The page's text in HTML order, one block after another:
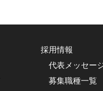
採用情報
代表メッセー
募集職種一覧